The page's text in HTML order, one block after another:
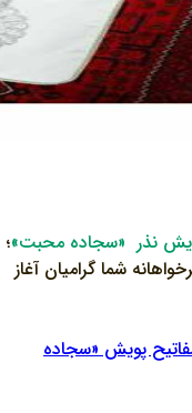
نذر «سجاده محبت»؛
شما گرامیان آغاز
قرآن و مفاتیح پویش «سجاده